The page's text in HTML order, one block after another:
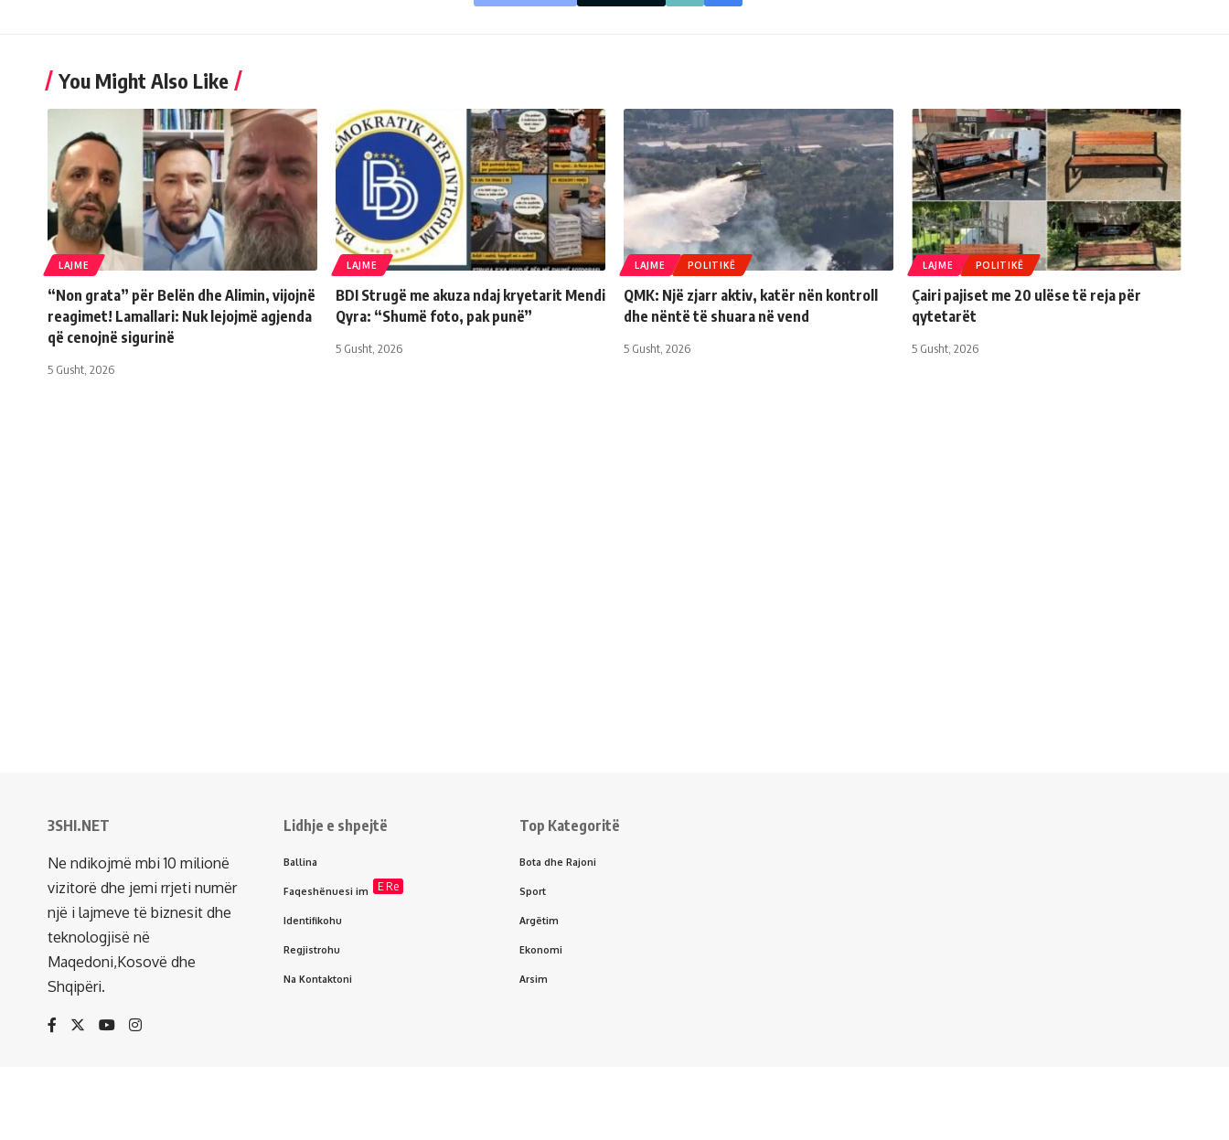
You Might Also Like
LAJME
“Non grata” për Belën dhe Alimin, vijojnë
reagimet! Lamallari: Nuk lejojmë agjenda
që cenojnë sigurinë
5 Gusht, 2026
LAJME
BDI Strugë me akuza ndaj kryetarit Mendi
Qyra: “Shumë foto, pak punë”
5 Gusht, 2026
LAJME POLITIKË
QMK: Një zjarr aktiv, katër nën kontroll
dhe nëntë të shuara në vend
5 Gusht, 2026
LAJME POLITIKË
Çairi pajiset me 20 ulëse të reja për
qytetarët
5 Gusht, 2026
3SHI.NET
Ne ndikojmë mbi 10 milionë
vizitorë dhe jemi rrjeti numër
një i lajmeve të biznesit dhe
teknologjisë në
Maqedoni,Kosovë dhe
Shqipëri.
Lidhje e shpejtë
Ballina
Faqeshënuesi im E Re
Identifikohu
Regjistrohu
Na Kontaktoni
Top Kategoritë
Bota dhe Rajoni
Sport
Argëtim
Ekonomi
Arsim